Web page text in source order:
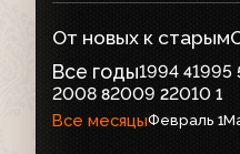
От новых к старым
Все годы1994 41995
2008 82009 22010 1
Все месяцыФевраль 1